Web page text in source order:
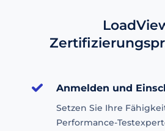
Anmelden und
Setzen Sie Ihre
Performance-